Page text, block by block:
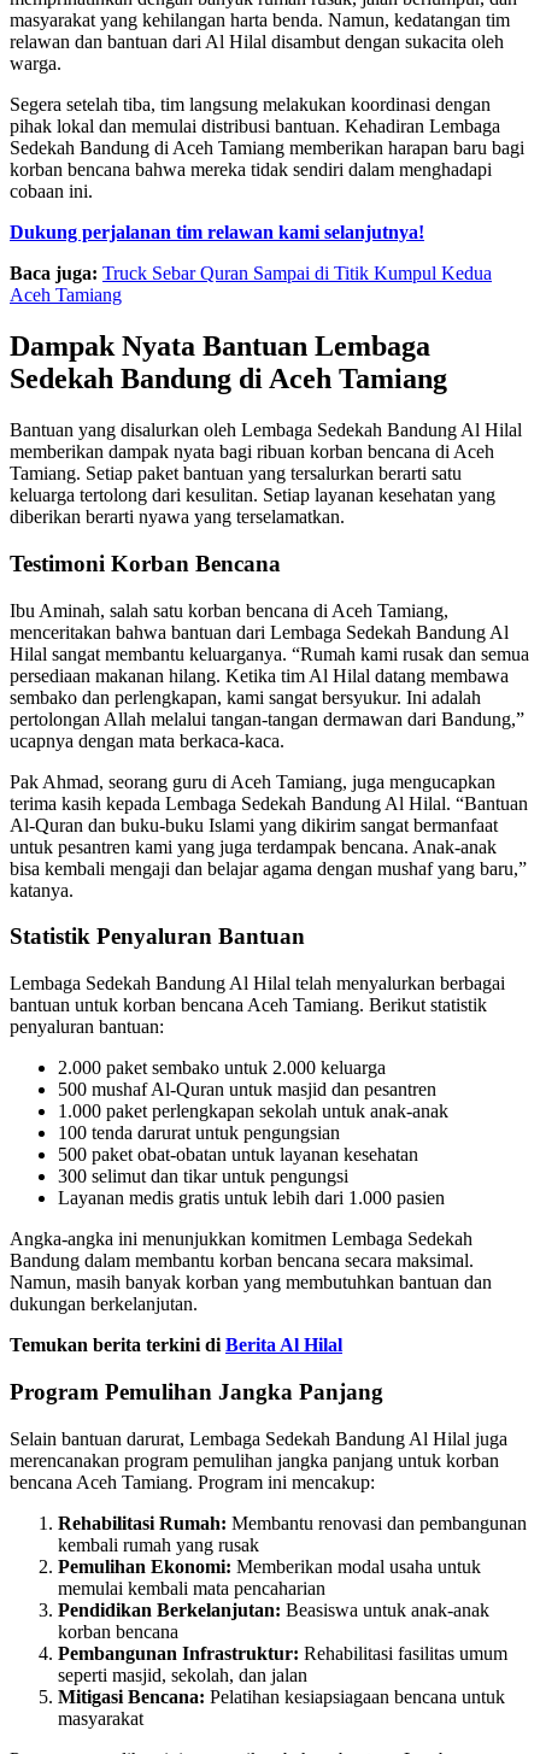
masyarakat yang kehilangan harta benda. Namun, kedatangan tim
relawan dan bantuan dari Al Hilal disambut dengan sukacita oleh
warga.
Segera setelah tiba, tim langsung melakukan koordinasi dengan
pihak lokal dan memulai distribusi bantuan. Kehadiran Lembaga
Sedekah Bandung di Aceh Tamiang memberikan harapan baru bagi
korban bencana bahwa mereka tidak sendiri dalam menghadapi
cobaan ini.
Dukung perjalanan tim relawan kami selanjutnya!
Baca juga: Truck Sebar Quran Sampai di Titik Kumpul Kedua
Aceh Tamiang
Dampak Nyata Bantuan Lembaga
Sedekah Bandung di Aceh Tamiang
Bantuan yang disalurkan oleh Lembaga Sedekah Bandung Al Hilal
memberikan dampak nyata bagi ribuan korban bencana di Aceh
Tamiang. Setiap paket bantuan yang tersalurkan berarti satu
keluarga tertolong dari kesulitan. Setiap layanan kesehatan yang
diberikan berarti nyawa yang terselamatkan.
Testimoni Korban Bencana
Ibu Aminah, salah satu korban bencana di Aceh Tamiang,
menceritakan bahwa bantuan dari Lembaga Sedekah Bandung Al
Hilal sangat membantu keluarganya. “Rumah kami rusak dan semua
persediaan makanan hilang. Ketika tim Al Hilal datang membawa
sembako dan perlengkapan, kami sangat bersyukur. Ini adalah
pertolongan Allah melalui tangan-tangan dermawan dari Bandung,”
ucapnya dengan mata berkaca-kaca.
Pak Ahmad, seorang guru di Aceh Tamiang, juga mengucapkan
terima kasih kepada Lembaga Sedekah Bandung Al Hilal. “Bantuan
Al-Quran dan buku-buku Islami yang dikirim sangat bermanfaat
untuk pesantren kami yang juga terdampak bencana. Anak-anak
bisa kembali mengaji dan belajar agama dengan mushaf yang baru,”
katanya.
Statistik Penyaluran Bantuan
Lembaga Sedekah Bandung Al Hilal telah menyalurkan berbagai
bantuan untuk korban bencana Aceh Tamiang. Berikut statistik
penyaluran bantuan:
2.000 paket sembako untuk 2.000 keluarga
500 mushaf Al-Quran untuk masjid dan pesantren
1.000 paket perlengkapan sekolah untuk anak-anak
100 tenda darurat untuk pengungsian
500 paket obat-obatan untuk layanan kesehatan
300 selimut dan tikar untuk pengungsi
Layanan medis gratis untuk lebih dari 1.000 pasien
Angka-angka ini menunjukkan komitmen Lembaga Sedekah
Bandung dalam membantu korban bencana secara maksimal.
Namun, masih banyak korban yang membutuhkan bantuan dan
dukungan berkelanjutan.
Temukan berita terkini di Berita Al Hilal
Program Pemulihan Jangka Panjang
Selain bantuan darurat, Lembaga Sedekah Bandung Al Hilal juga
merencanakan program pemulihan jangka panjang untuk korban
bencana Aceh Tamiang. Program ini mencakup:
Rehabilitasi Rumah: Membantu renovasi dan pembangunan
kembali rumah yang rusak
Pemulihan Ekonomi: Memberikan modal usaha untuk
memulai kembali mata pencaharian
Pendidikan Berkelanjutan: Beasiswa untuk anak-anak
korban bencana
Pembangunan Infrastruktur: Rehabilitasi fasilitas umum
seperti masjid, sekolah, dan jalan
Mitigasi Bencana: Pelatihan kesiapsiagaan bencana untuk
masyarakat